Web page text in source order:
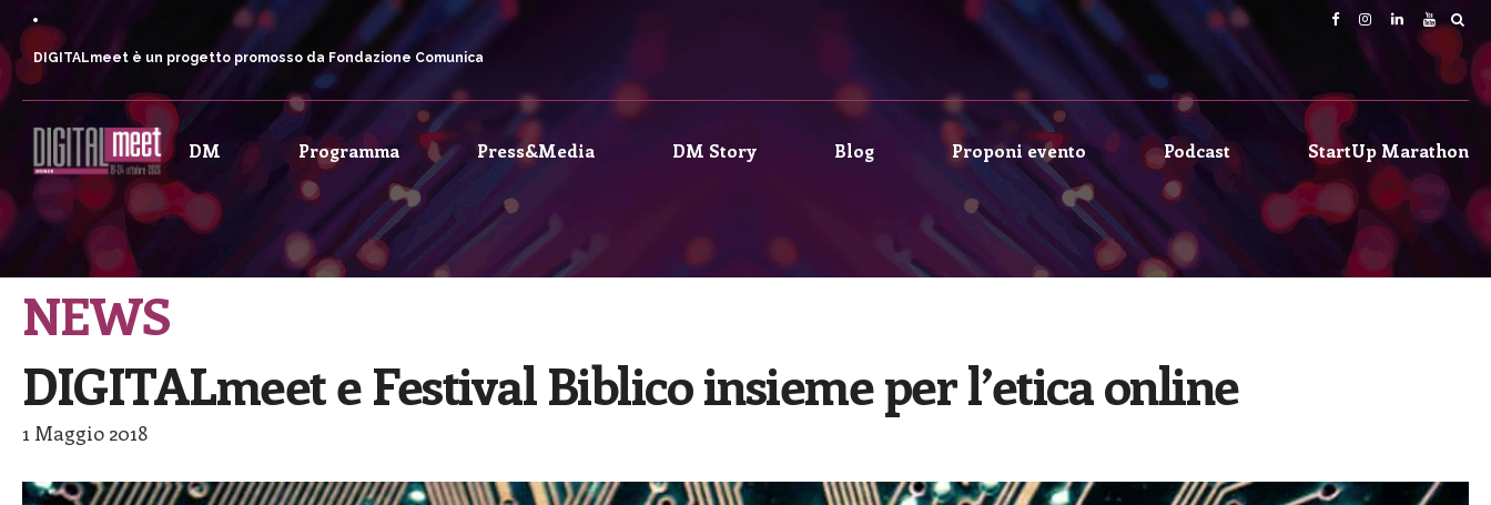
DIGITALmeet è un progetto promosso da Fondazione Comunica
DM Programma Press&Media DM Story Blog Proponi evento Podcast StartUp Marathon
NEWS
DIGITALmeet e Festival Biblico insieme per l’etica online
1 Maggio 2018